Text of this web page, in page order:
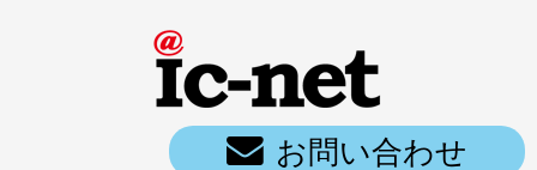
お問い合わせ